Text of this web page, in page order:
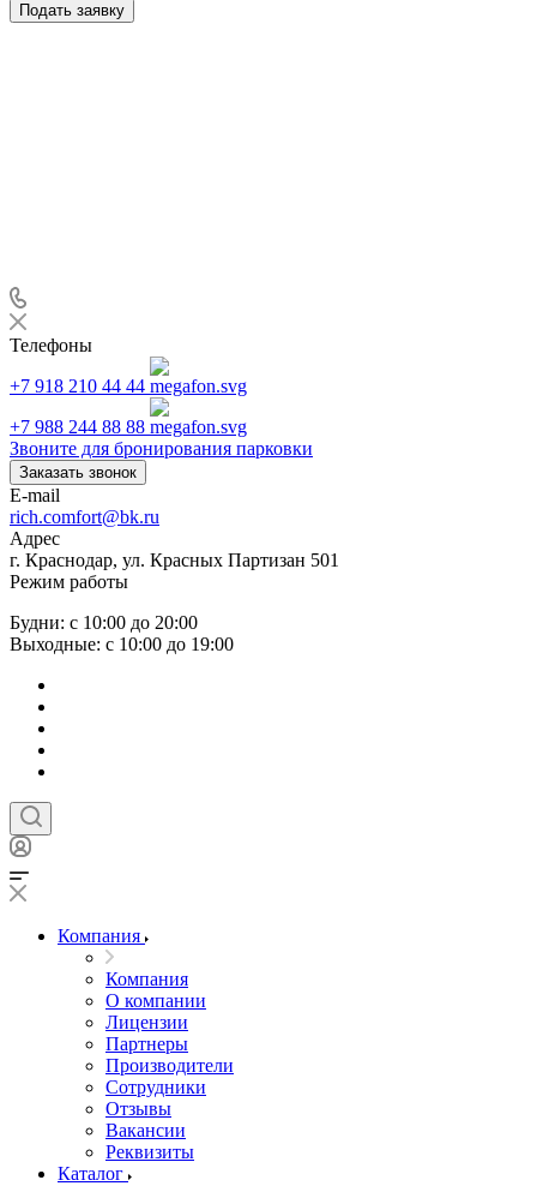
Подать заявку
Телефоны
+7 918 210 44 44
+7 988 244 88 88
Звоните для бронирования парковки
Заказать звонок
E-mail
rich.comfort@bk.ru
Адрес
г. Краснодар, ул. Красных Партизан 501
Режим работы
Будни: с 10:00 до 20:00
Выходные: с 10:00 до 19:00
Компания
Компания
О компании
Лицензии
Партнеры
Производители
Сотрудники
Отзывы
Вакансии
Реквизиты
Каталог